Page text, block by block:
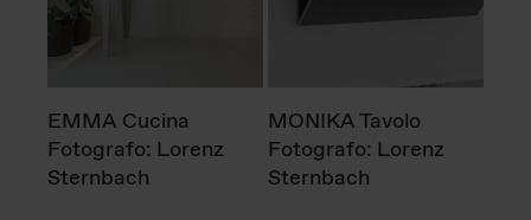
EMMA Cucina
Fotografo: Lorenz
Sternbach
MONIKA Tavolo
Fotografo: Lorenz
Sternbach